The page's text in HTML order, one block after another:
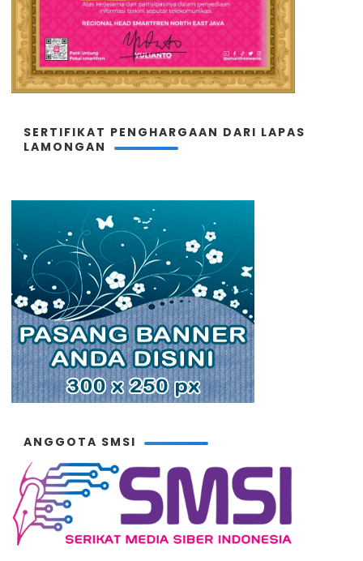
SERTIFIKAT PENGHARGAAN DARI LAPAS
LAMONGAN
ANGGOTA SMSI